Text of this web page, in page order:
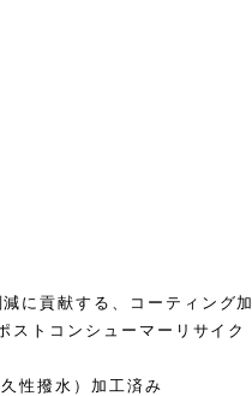
に貢献する、コーティング加
ストコンシューマーリサイク
性撥水）加工済み